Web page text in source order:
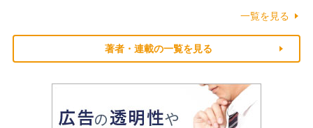
一覧を見る
著者・連載の一覧を見る